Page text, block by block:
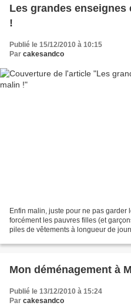
Les grandes
!
Publié le 15/12/2010 à 10:15
Par cakesandco
Enfin malin, juste pour ne pas
forcément les pauvres filles (et
piles de vêtements à longueur de
Mon déménagement à
Publié le 13/12/2010 à 15:24
Par cakesandco